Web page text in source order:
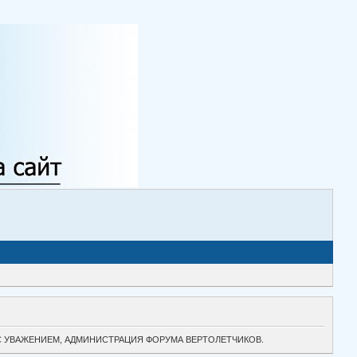
УВАЖЕНИЕМ, АДМИНИСТРАЦИЯ ФОРУМА ВЕРТОЛЕТЧИКОВ.